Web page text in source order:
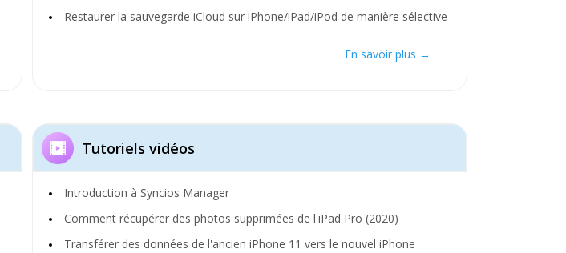
Restaurer la sauvegarde iCloud sur iPhone/iPad/iPod de manière sélective
En savoir plus →
Tutoriels vidéos
Introduction à Syncios Manager
Comment récupérer des photos supprimées de l'iPad Pro (2020)
Transférer des données de l'ancien iPhone 11 vers le nouvel iPhone